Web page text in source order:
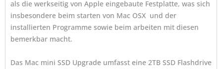
als die werkseitig von Apple eingebaute Festplatte, was sich
insbesondere beim starten von Mac OSX und der
installierten Programme sowie beim arbeiten mit diesen
bemerkbar macht.
Das Mac mini SSD Upgrade umfasst eine 2TB SSD Flashdrive